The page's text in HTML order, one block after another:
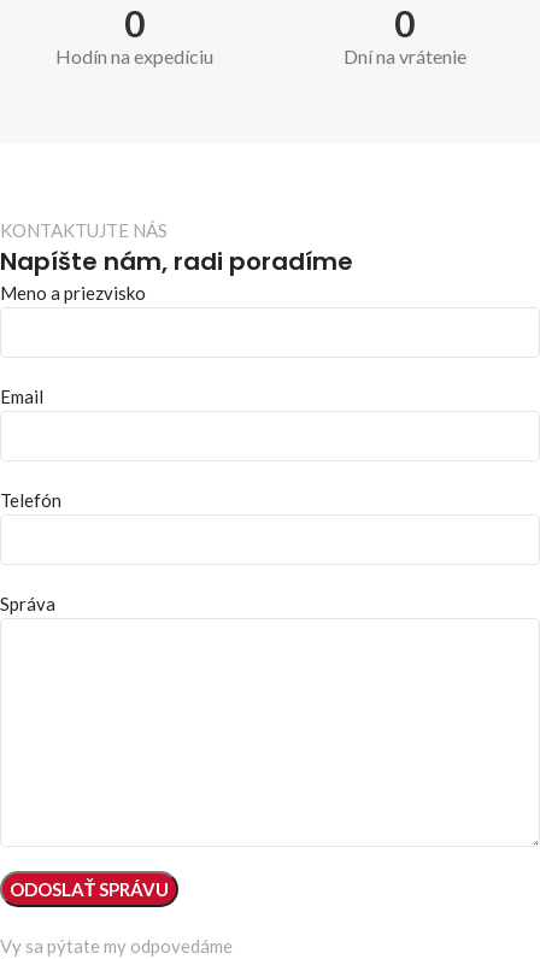
0
Hodín na expedíciu
0
Dní na vrátenie
Vy sa pýtate my odpovedáme
KONTAKTUJTE NÁS
Napíšte nám, radi poradíme
Meno a priezvisko
Email
Telefón
Správa